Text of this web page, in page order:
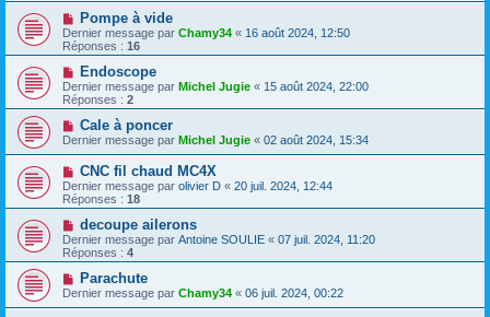
Pompe à vide
Dernier message par Chamy34 « 16 août 2024, 12:50
Réponses : 16
Endoscope
Dernier message par Michel Jugie « 15 août 2024, 22:00
Réponses : 2
Cale à poncer
Dernier message par Michel Jugie « 02 août 2024, 15:34
CNC fil chaud MC4X
Dernier message par olivier D « 20 juil. 2024, 12:44
Réponses : 18
decoupe ailerons
Dernier message par Antoine SOULIE « 07 juil. 2024, 11:20
Réponses : 4
Parachute
Dernier message par Chamy34 « 06 juil. 2024, 00:22